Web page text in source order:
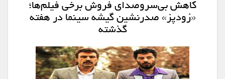
کاهش بی‌سروصدای فروش برخی فیلم‌ها؛
«زودپز» صدرنشین گیشه سینما در هفته
گذشته